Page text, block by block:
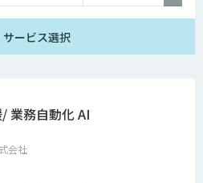
サービス選択
業務自動化 AI
会社